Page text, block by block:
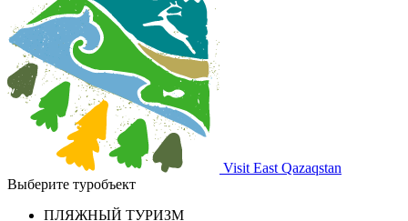
Visit East Qazaqstan
Выберите туробъект
ПЛЯЖНЫЙ ТУРИЗМ